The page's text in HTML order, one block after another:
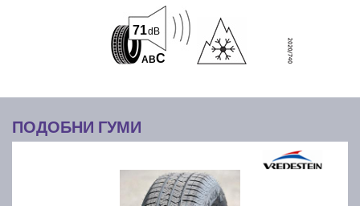
ABC
71dB
ПОДОБНИ ГУМИ